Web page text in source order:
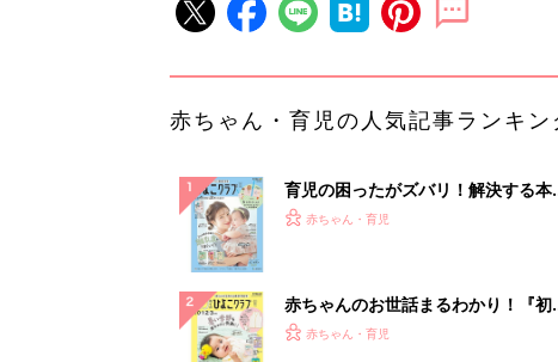
赤ちゃん・育児の人気記事ランキン
育児の困ったがズバリ！解決する本
『ひよこクラブ 夏号』 4カ月～2才
赤ちゃん・育児
赤ちゃんのお世話まるわかり！『初
てのひよこクラブ 夏号』〈巻頭大特
赤ちゃん・育児